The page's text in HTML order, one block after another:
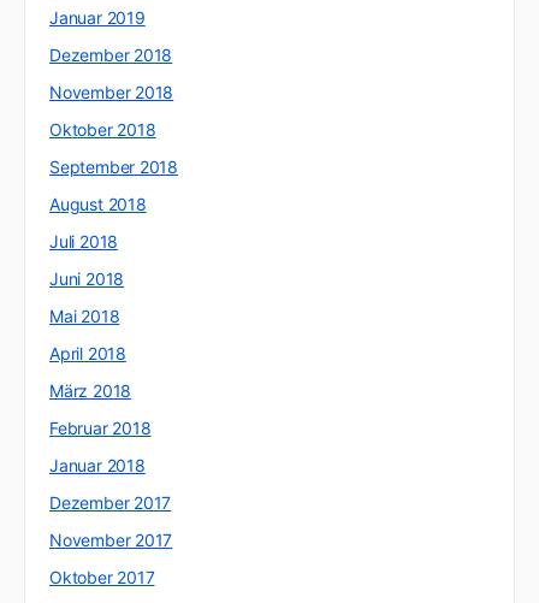
Januar 2019
Dezember 2018
November 2018
Oktober 2018
September 2018
August 2018
Juli 2018
Juni 2018
Mai 2018
April 2018
März 2018
Februar 2018
Januar 2018
Dezember 2017
November 2017
Oktober 2017